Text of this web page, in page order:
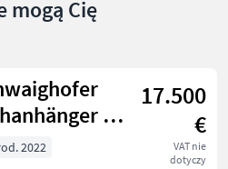
mogą Cię
/
VAH
17.500
€
VAT nie
dotyczy
2022